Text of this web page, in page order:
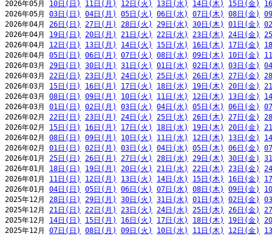
2026年05月 10日(日) 11日(月) 12日(火) 13日(水) 14日(木) 15日(金)
2026年05月 03日(日) 04日(月) 05日(火) 06日(水) 07日(木) 08日(金)
2026年04月 26日(日) 27日(月) 28日(火) 29日(水) 30日(木) 01日(金)
2026年04月 19日(日) 20日(月) 21日(火) 22日(水) 23日(木) 24日(金)
2026年04月 12日(日) 13日(月) 14日(火) 15日(水) 16日(木) 17日(金)
2026年04月 05日(日) 06日(月) 07日(火) 08日(水) 09日(木) 10日(金)
2026年03月 29日(日) 30日(月) 31日(火) 01日(水) 02日(木) 03日(金)
2026年03月 22日(日) 23日(月) 24日(火) 25日(水) 26日(木) 27日(金)
2026年03月 15日(日) 16日(月) 17日(火) 18日(水) 19日(木) 20日(金)
2026年03月 08日(日) 09日(月) 10日(火) 11日(水) 12日(木) 13日(金)
2026年03月 01日(日) 02日(月) 03日(火) 04日(水) 05日(木) 06日(金)
2026年02月 22日(日) 23日(月) 24日(火) 25日(水) 26日(木) 27日(金)
2026年02月 15日(日) 16日(月) 17日(火) 18日(水) 19日(木) 20日(金)
2026年02月 08日(日) 09日(月) 10日(火) 11日(水) 12日(木) 13日(金)
2026年02月 01日(日) 02日(月) 03日(火) 04日(水) 05日(木) 06日(金)
2026年01月 25日(日) 26日(月) 27日(火) 28日(水) 29日(木) 30日(金)
2026年01月 18日(日) 19日(月) 20日(火) 21日(水) 22日(木) 23日(金)
2026年01月 11日(日) 12日(月) 13日(火) 14日(水) 15日(木) 16日(金)
2026年01月 04日(日) 05日(月) 06日(火) 07日(水) 08日(木) 09日(金)
2025年12月 28日(日) 29日(月) 30日(火) 31日(水) 01日(木) 02日(金)
2025年12月 21日(日) 22日(月) 23日(火) 24日(水) 25日(木) 26日(金)
2025年12月 14日(日) 15日(月) 16日(火) 17日(水) 18日(木) 19日(金)
2025年12月 07日(日) 08日(月) 09日(火) 10日(水) 11日(木) 12日(金)